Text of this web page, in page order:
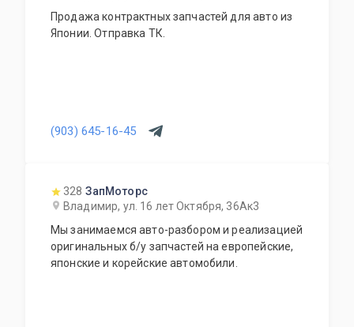
Продажа контрактных запчастей для авто из
Японии. Отправка ТК.
(903) 645-16-45
328 ЗапМоторс
Владимир, ул. 16 лет Октября, 36Ак3
Мы занимаемся авто-разбором и реализацией
оригинальных б/у запчастей на европейские,
японские и корейские автомобили.